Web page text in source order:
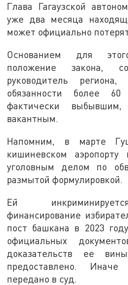
Глава Гагаузской
уже два месяца
может официально
Основанием для
положение закона,
руководитель
обязанности более
фактически
вакантным.
Напомним, в марте
кишиневском
уголовным делом по
размытой формулировкой.
Ей
финансирование
пост башкана в 2023
официальных
доказательств ее
предоставлено.
передано в суд.